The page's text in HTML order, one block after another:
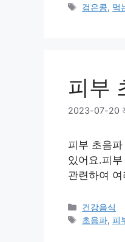
테
태
검은콩, 먹
피부
2023-07-20
피부 초음
있어요.피
관련하여
카
테
건강음식
태
초음파,피